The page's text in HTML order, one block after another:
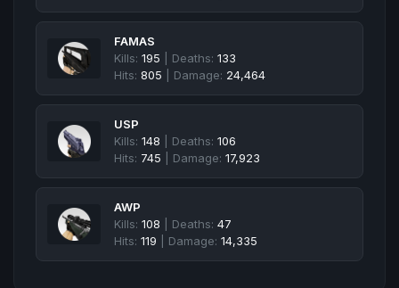
FAMAS
Kills: 195 | Deaths: 133
Hits: 805 | Damage: 24,464
USP
Kills: 148 | Deaths: 106
Hits: 745 | Damage: 17,923
AWP
Kills: 108 | Deaths: 47
Hits: 119 | Damage: 14,335